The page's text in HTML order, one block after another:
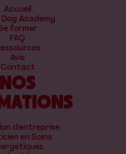
Accueil
Academy
former
FAQ
Avis
Contact
NOS
d'entreprise
en Soins